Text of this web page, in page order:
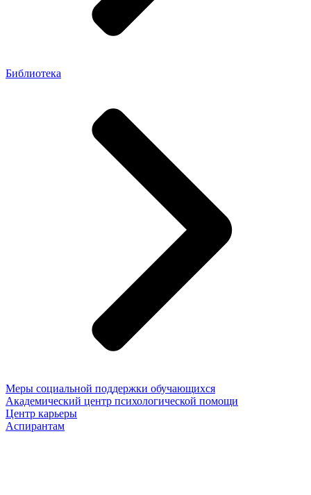
Библиотека
Меры социальной поддержки обучающихся
Академический центр психологической помощи
Центр карьеры
Аспирантам